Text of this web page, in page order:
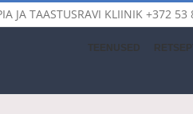
JA TAASTUSRAVI KLIINIK+372 53
TEENUSED